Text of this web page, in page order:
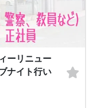
ーリニュー
ナイト行い